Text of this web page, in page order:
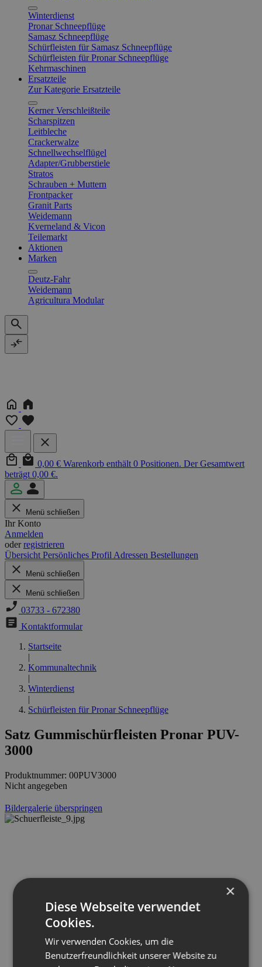
Winterdienst
Pronar Schneepflüge
Samasz Schneepflüge
Schürfleisten für Samasz Schneepflüge
Schürfleisten für Pronar Schneepflüge
Kehrmaschinen
Ersatzteile
Zur Kategorie Ersatzteile
Kerner Verschleißteile
Scharspitzen
Leitbleche
Crackerwalze
Schnellwechselflügel
Adapter/Grubberstiele
Stratos
Schrauben + Muttern
Frontpacker
Granit Parts
Weidemann
Kverneland & Vicon
Teilemarkt
Aktionen
Marken
Deutz-Fahr
Weidemann
Agricultura Modular
0,00 € Warenkorb enthält 0 Positionen. Der Gesamtwert
beträgt 0,00 €.
Menü schließen
Ihr Konto
Anmelden
oderregistrieren
Übersicht Persönliches Profil Adressen Bestellungen
Menü schließen
Menü schließen
03733 - 672380
Kontaktformular
Startseite
|
Kommunaltechnik
|
Winterdienst
|
Schürfleisten für Pronar Schneepflüge
Satz Gummischürfleisten Pronar PUV-
3000
Produktnummer: 00PUV3000
Nicht angegeben
Bildergalerie überspringen
×
Diese Webseite verwendet
Cookies.
Wir verwenden Cookies, um die
Benutzerfreundlichkeit unserer Website zu